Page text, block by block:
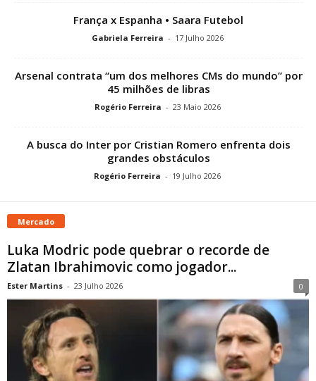
França x Espanha • Saara Futebol
Gabriela Ferreira - 17 Julho 2026
Arsenal contrata “um dos melhores CMs do mundo” por
45 milhões de libras
Rogério Ferreira - 23 Maio 2026
A busca do Inter por Cristian Romero enfrenta dois
grandes obstáculos
Rogério Ferreira - 19 Julho 2026
Mercado
Luka Modric pode quebrar o recorde de
Zlatan Ibrahimovic como jogador...
Ester Martins - 23 Julho 2026 0